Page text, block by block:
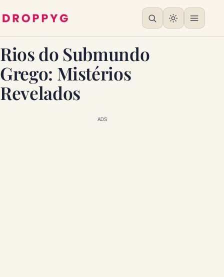
Rios do Submundo
Grego: Mistérios
Revelados
ADS